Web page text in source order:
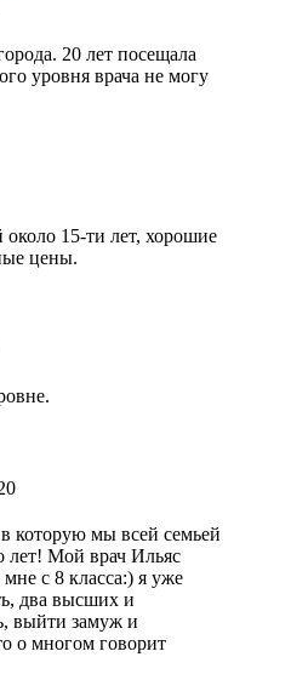
20 лет посещала
уровня врача не могу
15-ти лет, хорошие
цены.
которую мы всей семьей
лет! Мой врач Ильяс
с 8 класса:) я уже
два высших и
выйти замуж и
о многом говорит